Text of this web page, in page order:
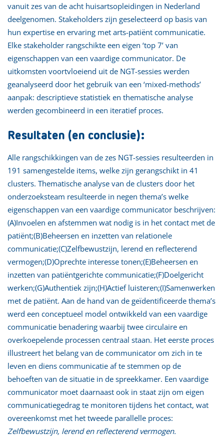
vanuit zes van de acht huisartsopleidingen in Nederland
deelgenomen. Stakeholders zijn geselecteerd op basis van
hun expertise en ervaring met arts-patiënt communicatie.
Elke stakeholder rangschikte een eigen ‘top 7’ van
eigenschappen van een vaardige communicator. De
uitkomsten voortvloeiend uit de NGT-sessies werden
geanalyseerd door het gebruik van een ‘mixed-methods’
aanpak: descriptieve statistiek en thematische analyse
werden gecombineerd in een iteratief proces.
Resultaten (en conclusie):
Alle rangschikkingen van de zes NGT-sessies resulteerden in
191 samengestelde items, welke zijn gerangschikt in 41
clusters. Thematische analyse van de clusters door het
onderzoeksteam resulteerde in negen thema’s welke
eigenschappen van een vaardige communicator beschrijven:
(A)Invoelen en afstemmen wat nodig is in het contact met de
patiënt;(B)Beheersen en inzetten van relationele
communicatie;(C)Zelfbewustzijn, lerend en reflecterend
vermogen;(D)Oprechte interesse tonen;(E)Beheersen en
inzetten van patiëntgerichte communicatie;(F)Doelgericht
werken;(G)Authentiek zijn;(H)Actief luisteren;(I)Samenwerken
met de patiënt. Aan de hand van de geïdentificeerde thema’s
werd een conceptueel model ontwikkeld van een vaardige
communicatie benadering waarbij twee circulaire en
overkoepelende processen centraal staan. Het eerste proces
illustreert het belang van de communicator om zich in te
leven en diens communicatie af te stemmen op de
behoeften van de situatie in de spreekkamer. Een vaardige
communicator moet daarnaast ook in staat zijn om eigen
communicatiegedrag te monitoren tijdens het contact, wat
overeenkomst met het tweede parallelle proces:
Zelfbewustzijn, lerend en reflecterend vermogen.